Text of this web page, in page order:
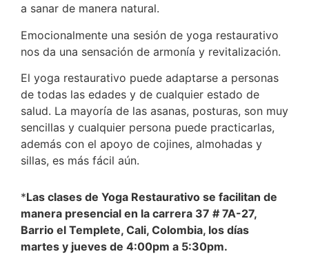
a sanar de manera natural.
Emocionalmente una sesión de yoga restaurativo
nos da una sensación de armonía y revitalización.
El yoga restaurativo puede adaptarse a personas
de todas las edades y de cualquier estado de
salud. La mayoría de las asanas, posturas, son muy
sencillas y cualquier persona puede practicarlas,
además con el apoyo de cojines, almohadas y
sillas, es más fácil aún.
*Las clases de Yoga Restaurativo se facilitan de
manera presencial en la carrera 37 # 7A-27,
Barrio el Templete, Cali, Colombia, los días
martes y jueves de 4:00pm a 5:30pm.